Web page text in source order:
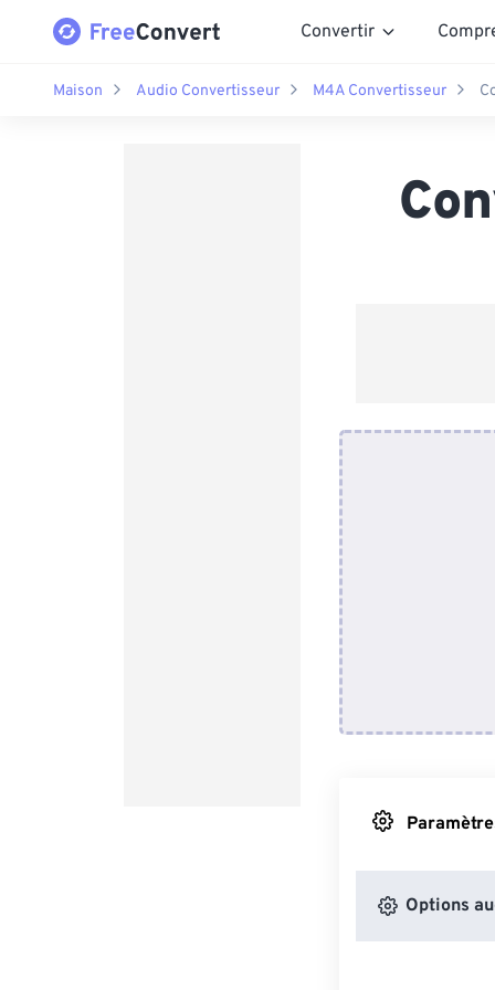
Convertir
Maison Audio Convertisseur M4A Convertisseur
Options